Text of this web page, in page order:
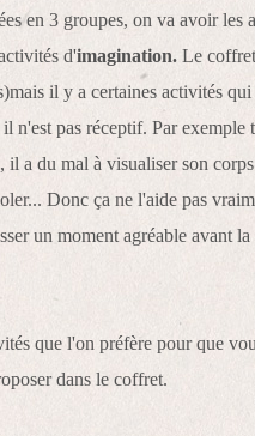
en 3 groupes, on va avoir les
d'imagination. Le
il y a certaines activités
n'est pas réceptif. Par exemple
a du mal à visualiser son
Donc ça ne l'aide pas
un moment agréable avant
que l'on préfère pour que
dans le coffret.